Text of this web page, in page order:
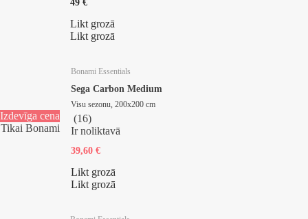
49 €
Likt grozā
Likt grozā
Izdevīga cena
Tikai Bonami
Bonami Essentials
Sega Carbon Medium
Visu sezonu, 200x200 cm
(16)
Ir noliktavā
39,60 €
Likt grozā
Likt grozā